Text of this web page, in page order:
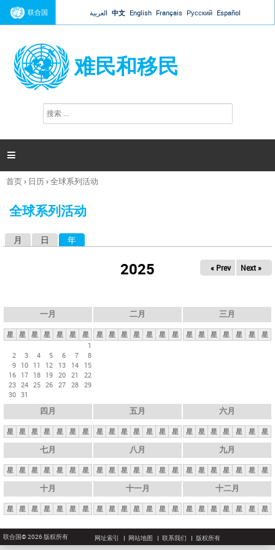
Jump to navigation
联合国 العربية 中文 English Français Русский Español
难民和移民
搜
索

你
这
首页› 日历›全球系列活动
全球系列活动
月 日 年
2025 « Prev Next »
一月
星 星 星 星 星 星
星
1
2
3 4 5 6 7
8
9 10 11 12 13 14
15
16 17 18 19 20 21
22
23 24 25 26 27 28 29
30 31
二月
星 星 星 星 星 星 星
三月
星 星 星 星 星 星 星
四月
星 星 星 星 星 星 星
五月
星 星 星 星 星 星 星
六月
星 星 星 星 星 星 星
七月
星 星 星 星 星 星 星
八月
星 星 星 星 星 星 星
九月
星 星 星 星 星 星 星
十月
星 星 星 星 星 星 星
十一月
星 星 星 星 星 星 星
十二月
星 星 星 星 星 星 星
联合国© 2026 版权所有 网址索引 网站地图 联系我们 版权所有